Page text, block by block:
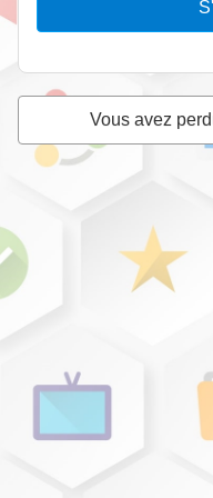
Vous avez